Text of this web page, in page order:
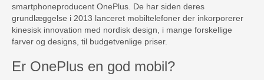
smartphoneproducent OnePlus. De har siden deres
grundlæggelse i 2013 lanceret mobiltelefoner der inkorporerer
kinesisk innovation med nordisk design, i mange forskellige
farver og designs, til budgetvenlige priser.
Er OnePlus en god mobil?